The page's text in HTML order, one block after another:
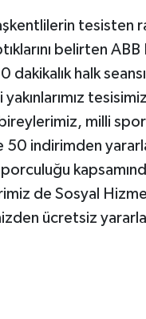
tesisten
belirten
dakikalık halk
milli
indirimden
de Sosyal
ücretsiz